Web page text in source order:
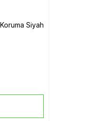
Siyah